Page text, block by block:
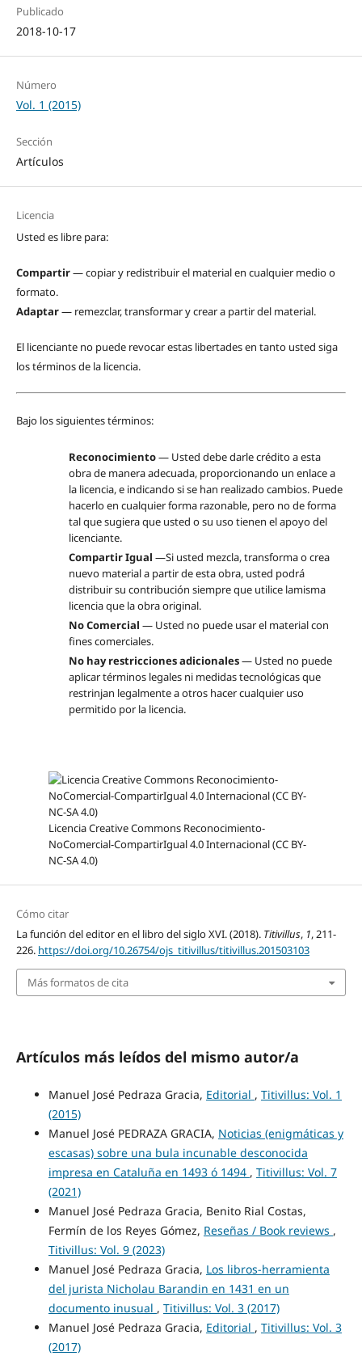
Publicado
2018-10-17
Número
Vol. 1 (2015)
Sección
Artículos
Licencia
Usted es libre para:
Compartir— copiar y redistribuir el material en cualquier medio o
formato.
Adaptar— remezclar, transformar y crear a partir del material.
El licenciante no puede revocar estas libertades en tanto usted siga
los términos de la licencia.
Bajo los siguientes términos:
Reconocimiento— Usted debe darle crédito a esta
obra de manera adecuada, proporcionando un enlace a
la licencia, e indicando si se han realizado cambios. Puede
hacerlo en cualquier forma razonable, pero no de forma
tal que sugiera que usted o su uso tienen el apoyo del
licenciante.
Compartir Igual —Si usted mezcla, transforma o crea
nuevo material a partir de esta obra, usted podrá
distribuir su contribución siempre que utilice lamisma
licencia que la obra original.
No Comercial — Usted no puede usar el material con
fines comerciales.
No hay restricciones adicionales— Usted no puede
aplicar términos legales ni medidas tecnológicas que
restrinjan legalmente a otros hacer cualquier uso
permitido por la licencia.
Licencia Creative Commons Reconocimiento-
NoComercial-CompartirIgual 4.0 Internacional (CC BY-
NC-SA 4.0)
Cómo citar
La función del editor en el libro del siglo XVI. (2018). Titivillus, 1, 211-
226. https://doi.org/10.26754/ojs_titivillus/titivillus.201503103
Más formatos de cita
Artículos más leídos del mismo autor/a
Manuel José Pedraza Gracia, Editorial , Titivillus: Vol. 1
(2015)
Manuel José PEDRAZA GRACIA, Noticias (enigmáticas y
escasas) sobre una bula incunable desconocida
impresa en Cataluña en 1493 ó 1494 , Titivillus: Vol. 7
(2021)
Manuel José Pedraza Gracia, Benito Rial Costas,
Fermín de los Reyes Gómez, Reseñas / Book reviews ,
Titivillus: Vol. 9 (2023)
Manuel José Pedraza Gracia, Los libros-herramienta
del jurista Nicholau Barandin en 1431 en un
documento inusual , Titivillus: Vol. 3 (2017)
Manuel José Pedraza Gracia, Editorial , Titivillus: Vol. 3
(2017)